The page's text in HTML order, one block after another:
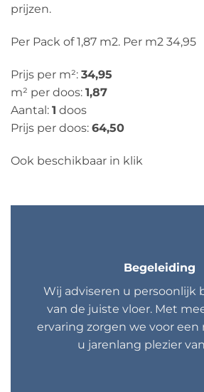
prijzen.
Per Pack of 1,87 m2. Per m2 34,95
Prijs per m²: 34,95
m² per doos: 1,87
Aantal: 1 doos
Prijs per doos: 64,50
Ook beschikbaar in klik
Begeleiding
Wij adviseren u persoonlijk
van de juiste vloer. Met
ervaring zorgen we voor een
u jarenlang plezier